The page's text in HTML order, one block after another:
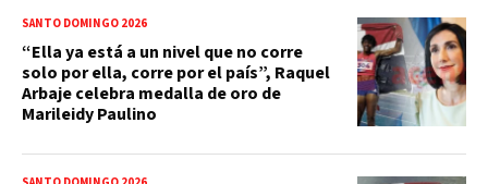
SANTO DOMINGO 2026
“Ella ya está a un nivel que no corre
solo por ella, corre por el país”, Raquel
Arbaje celebra medalla de oro de
Marileidy Paulino